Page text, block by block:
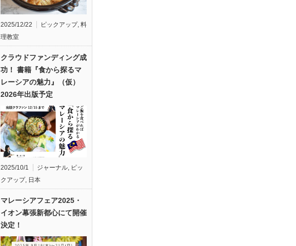
2025/12/22 ピックアップ, 料
理教室
クラウドファンディング成
功！ 書籍『食から探るマ
レーシアの魅力』（仮）
2026年出版予定
2025/10/1 ジャーナル, ピッ
クアップ, 日本
マレーシアフェア2025・
イオン幕張新都心にて開催
決定！